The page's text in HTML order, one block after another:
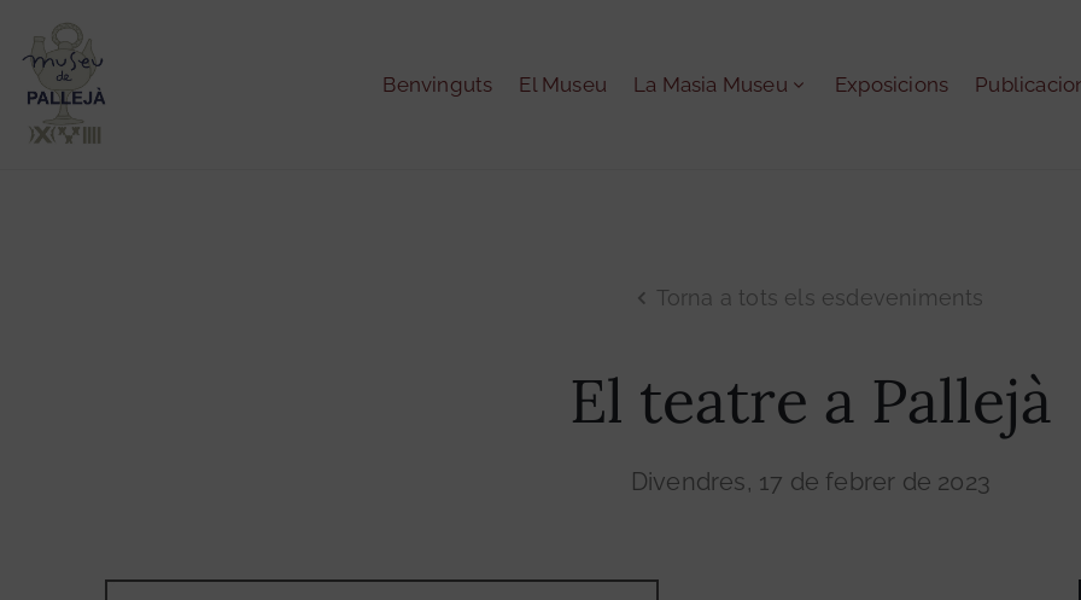
Benvinguts El Museu La Masia Museu Exposicions
Torna a tots els esdeveniments
El teatre a Pallejà
Divendres, 17 de febrer de 2023